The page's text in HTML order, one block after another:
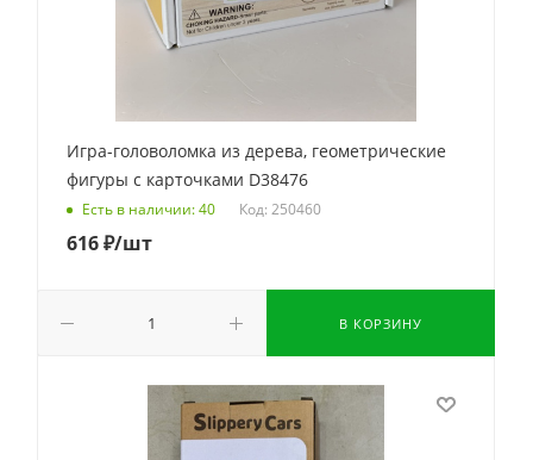
Игра-головоломка из дерева, геометрические
фигуры с карточками D38476
Есть в наличии: 40 Код: 250460
616₽/шт
В КОРЗИНУ